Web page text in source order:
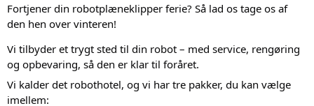
Fortjener din robotplæneklipper ferie? Så lad os tage os af
den hen over vinteren!
Vi tilbyder et trygt sted til din robot – med service, rengøring
og opbevaring, så den er klar til foråret.
Vi kalder det robothotel, og vi har tre pakker, du kan vælge
imellem: